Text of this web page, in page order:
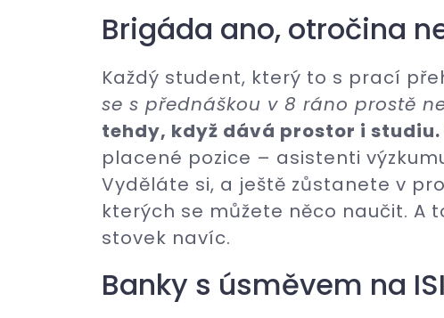
Brigáda ano, otročina
Každý student, který to s prací
se s přednáškou v 8 ráno prostě
tehdy, když dává prostor i studiu.
placené pozice – asistenti
Vyděláte si, a ještě zůstanete v
kterých se můžete něco naučit. A
stovek navíc.
Banky s úsměvem na